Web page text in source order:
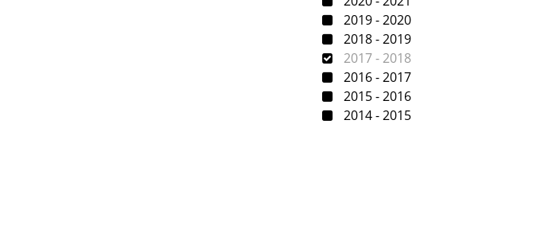
2019 - 2020
2018 - 2019
2017 - 2018
2016 - 2017
2015 - 2016
2014 - 2015